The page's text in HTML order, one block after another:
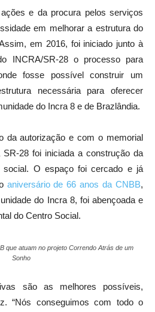
e da procura pelos serviços
em melhorar a estrutura do
em 2016, foi iniciado junto à
INCRA/SR-28 o processo para
fosse possível construir um
necessária para oferecer
do Incra 8 e de Brazlândia.
da autorização e com o memorial
28 foi iniciada a construção da
social. O espaço foi cercado e já
aniversário de 66 anos da CNBB,
do Incra 8, foi abençoada e
do Centro Social.
que atuam no projeto Correndo Atrás de um
Sonho
são as melhores possíveis,
“Nós conseguimos com todo o